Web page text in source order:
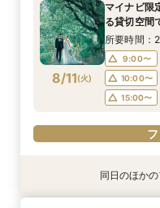
8/9(日)
9:10〜
10:00〜
15:00〜
フ
8/9(日)
9:30〜
10:30〜
15:00〜
フ
8/9(日)
9:30〜
10:30〜
15:00〜
フ
8/9(日)
10:00〜
8/9(日)
9:00〜
14:00〜
8/9(日)
9:00〜
10:00〜
15:00〜
フ
8/11(火)
マイナビ限
る貸切空間
所要時間：
9:00〜
10:00〜
15:00〜
衣装試着 特典あり
衣装試着 特典あり
衣装試着 特典あり
特典あり
衣装試着 特典あり
衣装試着 特典あり
同日のほかの